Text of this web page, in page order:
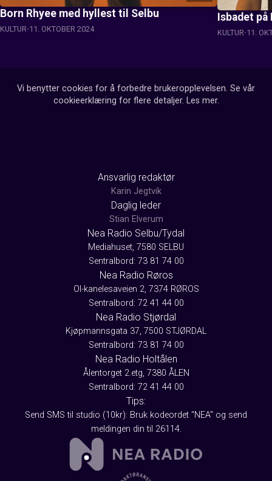
Born Rhyee med hyllest til Selbu
KULTUR 11. OKTOBER 2024
Isbadet
KULTUR 11.
Vi benytter cookies for å forbedre brukeropplevelsen. Se vår
cookieerklæring for flere detaljer. Les mer.
Ansvarlig redaktør
Karin Jegtvik
Daglig leder
Stian Elverum
Nea Radio Selbu/Tydal
Mediahuset, 7580 SELBU
Sentralbord: 73 81 74 00
Nea Radio Røros
Ol-kanelesaveien 2, 7374 RØROS
Sentralbord: 72 41 44 00
Nea Radio Stjørdal
Kjøpmannsgata 37, 7500 STJØRDAL
Sentralbord: 73 81 74 00
Nea Radio Holtålen
Ålentorget 2.etg, 7380 ÅLEN
Sentralbord: 72 41 44 00
Tips:
Send SMS til studio (10kr): Bruk kodeordet "NEA" og send
meldingen din til 26114.